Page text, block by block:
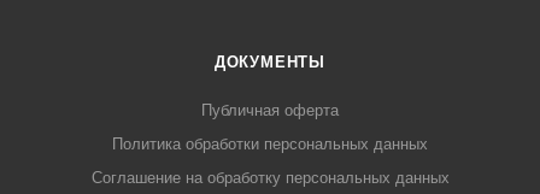
ДОКУМЕНТЫ
Публичная оферта
Политика обработки персональных данных
Соглашение на обработку персональных данных